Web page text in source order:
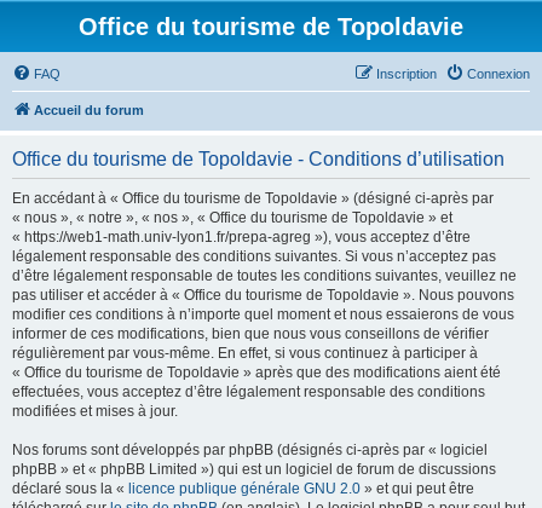
Office du tourisme de Topoldavie
FAQ Connexion
Inscription
Accueil du forum
Office du tourisme de Topoldavie - Conditions d’utilisation
En accédant à « Office du tourisme de Topoldavie » (désigné ci-après par
« nous », « notre », « nos », « Office du tourisme de Topoldavie » et
« https://web1-math.univ-lyon1.fr/prepa-agreg »), vous acceptez d’être
légalement responsable des conditions suivantes. Si vous n’acceptez pas
d’être légalement responsable de toutes les conditions suivantes, veuillez ne
pas utiliser et accéder à « Office du tourisme de Topoldavie ». Nous pouvons
modifier ces conditions à n’importe quel moment et nous essaierons de vous
informer de ces modifications, bien que nous vous conseillons de vérifier
régulièrement par vous-même. En effet, si vous continuez à participer à
« Office du tourisme de Topoldavie » après que des modifications aient été
effectuées, vous acceptez d’être légalement responsable des conditions
modifiées et mises à jour.
Nos forums sont développés par phpBB (désignés ci-après par « logiciel
phpBB » et « phpBB Limited ») qui est un logiciel de forum de discussions
déclaré sous la « licence publique générale GNU 2.0 » et qui peut être